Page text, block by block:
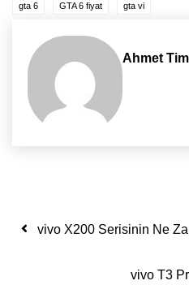
gta 6 GTA 6 fiyat gta vi
Ahmet
Yazı dolaşımı
vivo X200 Serisinin Ne
vivo T3